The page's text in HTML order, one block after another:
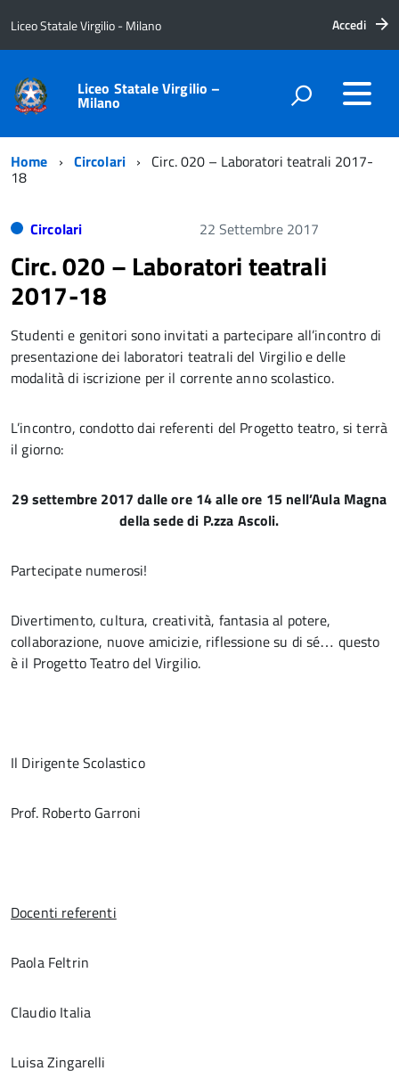
Liceo Statale Virgilio - Milano Accedi
Liceo Statale Virgilio –
Milano
Home Circolari Circ. 020 – Laboratori teatrali 2017-
18
Circolari 22 Settembre 2017
Circ. 020 – Laboratori teatrali
2017-18
Studenti e genitori sono invitati a partecipare all’incontro di
presentazione dei laboratori teatrali del Virgilio e delle
modalità di iscrizione per il corrente anno scolastico.
L’incontro, condotto dai referenti del Progetto teatro, si terrà
il giorno:
29 settembre 2017 dalle ore 14 alle ore 15 nell’Aula Magna
della sede di P.zza Ascoli.
Partecipate numerosi!
Divertimento, cultura, creatività, fantasia al potere,
collaborazione, nuove amicizie, riflessione su di sé… questo
è il Progetto Teatro del Virgilio.
Il Dirigente Scolastico
Prof. Roberto Garroni
Docenti referenti
Paola Feltrin
Claudio Italia
Luisa Zingarelli